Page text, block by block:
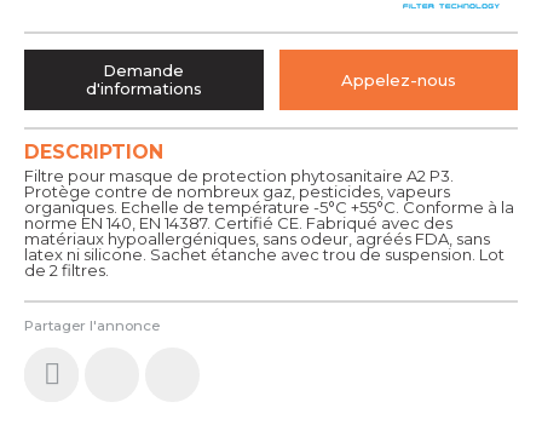
Partager l'annonce
DESCRIPTION
Filtre pour masque de protection phytosanitaire A2 P3.
Protège contre de nombreux gaz, pesticides, vapeurs
organiques. Echelle de température -5°C +55°C. Conforme à la
norme EN 140, EN 14387. Certifié CE. Fabriqué avec des
matériaux hypoallergéniques, sans odeur, agréés FDA, sans
latex ni silicone. Sachet étanche avec trou de suspension. Lot
de 2 filtres.
Demande
d'informations
Appelez-nous